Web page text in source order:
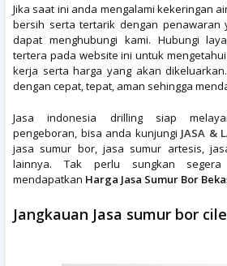
Jika saat ini anda mengalami kekeringan
bersih serta tertarik dengan penawaran
dapat menghubungi kami. Hubungi
tertera pada website ini untuk
kerja serta harga yang akan
dengan cepat, tepat, aman sehingga
Jasa indonesia drilling siap
pengeboran, bisa anda kunjungi JASA &
jasa sumur bor, jasa sumur artesis,
lainnya. Tak perlu sungkan
mendapatkan Harga Jasa Sumur Bor
Jangkauan Jasa sumur bor